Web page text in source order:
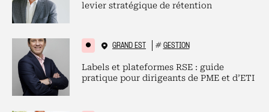
levier stratégique de rétention
GRAND EST # GESTION
Labels et plateformes RSE : guide
pratique pour dirigeants de PME et d’ETI